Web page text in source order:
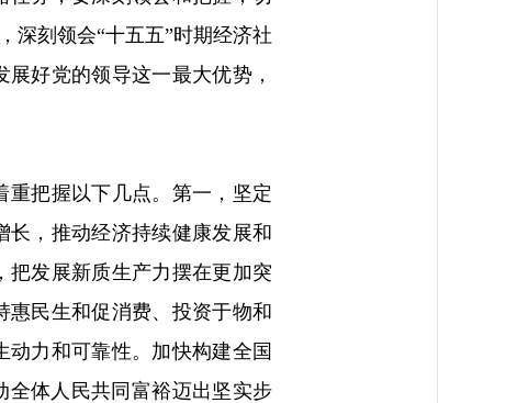
深刻领会“十五五”时期经济社
好党的领导这一最大优势，
把握以下几点。第一，坚定
，推动经济持续健康发展和
把发展新质生产力摆在更加突
民生和促消费、投资于物和
力和可靠性。加快构建全国
全体人民共同富裕迈出坚实步